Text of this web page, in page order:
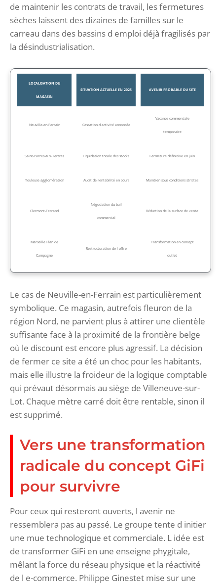
de maintenir les contrats de travail, les fermetures
sèches laissent des dizaines de familles sur le
carreau dans des bassins d emploi déjà fragilisés par
la désindustrialisation.
LOCALISATION DU
MAGASIN
SITUATION ACTUELLE EN 2025 AVENIR PROBABLE DU SITE
Neuville-en-Ferrain Cessation d activité annoncée
Vacance commerciale
temporaire
Saint-Parres-aux-Tertres Liquidation totale des stocks Fermeture définitive en juin
Toulouse agglomération Audit de rentabilité en cours Maintien sous conditions strictes
Clermont-Ferrand
Négociation du bail
commercial
Réduction de la surface de vente
Marseille Plan de
Campagne
Restructuration de l offre
Transformation en concept
outlet
Le cas de Neuville-en-Ferrain est particulièrement
symbolique. Ce magasin, autrefois fleuron de la
région Nord, ne parvient plus à attirer une clientèle
suffisante face à la proximité de la frontière belge
où le discount est encore plus agressif. La décision
de fermer ce site a été un choc pour les habitants,
mais elle illustre la froideur de la logique comptable
qui prévaut désormais au siège de Villeneuve-sur-
Lot. Chaque mètre carré doit être rentable, sinon il
est supprimé.
Vers une transformation
radicale du concept GiFi
pour survivre
Pour ceux qui resteront ouverts, l avenir ne
ressemblera pas au passé. Le groupe tente d initier
une mue technologique et commerciale. L idée est
de transformer GiFi en une enseigne phygitale,
mêlant la force du réseau physique et la réactivité
de l e-commerce. Philippe Ginestet mise sur une